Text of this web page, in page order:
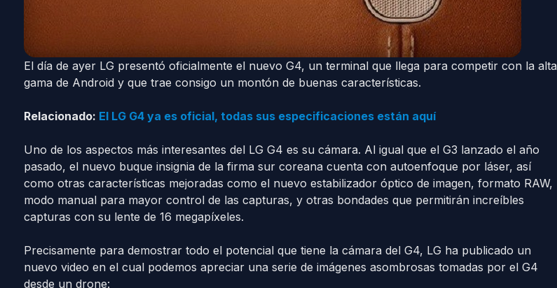
El día de ayer LG presentó oficialmente el nuevo G4, un terminal que llega para competir con la alta
gama de Android y que trae consigo un montón de buenas características.
Relacionado: El LG G4 ya es oficial, todas sus especificaciones están aquí
Uno de los aspectos más interesantes del LG G4 es su cámara. Al igual que el G3 lanzado el año
pasado, el nuevo buque insignia de la firma sur coreana cuenta con autoenfoque por láser, así
como otras características mejoradas como el nuevo estabilizador óptico de imagen, formato RAW,
modo manual para mayor control de las capturas, y otras bondades que permitirán increíbles
capturas con su lente de 16 megapíxeles.
Precisamente para demostrar todo el potencial que tiene la cámara del G4, LG ha publicado un
nuevo video en el cual podemos apreciar una serie de imágenes asombrosas tomadas por el G4
desde un drone: